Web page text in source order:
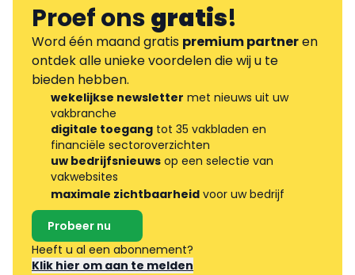
Proef onsgratis!
Word één maand gratis premium partneren
ontdek alle unieke voordelen die wij u te
bieden hebben.
wekelijkse newsletter met nieuws uit uw
vakbranche
digitale toegang tot 35 vakbladen en
financiële sectoroverzichten
uw bedrijfsnieuws op een selectie van
vakwebsites
maximale zichtbaarheid voor uw bedrijf
Probeer nu
Heeft u al een abonnement?
Klik hier om aan te melden